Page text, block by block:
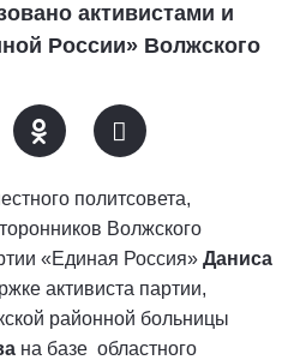
активистами и
России» Волжского
политсовета,
Волжского
«Единая Россия» Даниса
активиста партии,
районной больницы
на базе областного